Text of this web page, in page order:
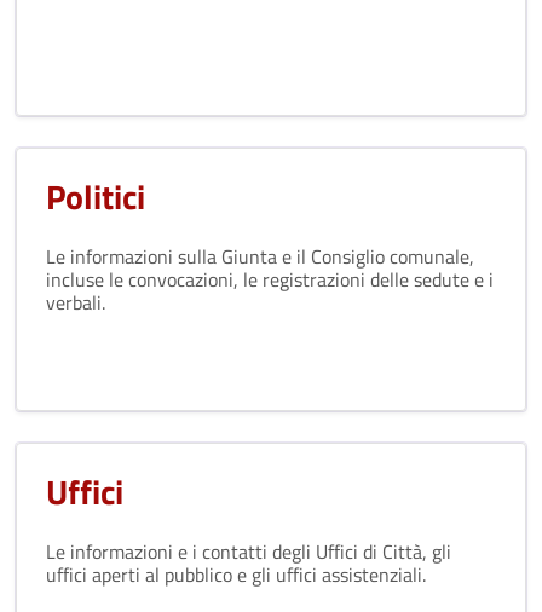
Politici
Le informazioni sulla Giunta e il Consiglio comunale,
incluse le convocazioni, le registrazioni delle sedute e i
verbali.
Uffici
Le informazioni e i contatti degli Uffici di Città, gli
uffici aperti al pubblico e gli uffici assistenziali.